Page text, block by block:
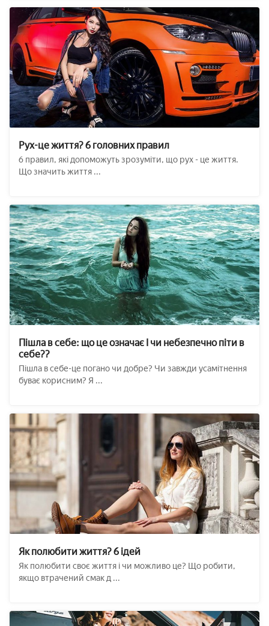
Рух-це життя? 6 головних правил
6 правил, які допоможуть зрозуміти, що рух - це життя.
Що значить життя ...
Пішла в себе: що це означає І чи небезпечно піти в
себе??
Пішла в себе-це погано чи добре? Чи завжди усамітнення
буває корисним? Я ...
Як полюбити життя? 6 ідей
Як полюбити своє життя і чи можливо це? Що робити,
якщо втрачений смак д ...